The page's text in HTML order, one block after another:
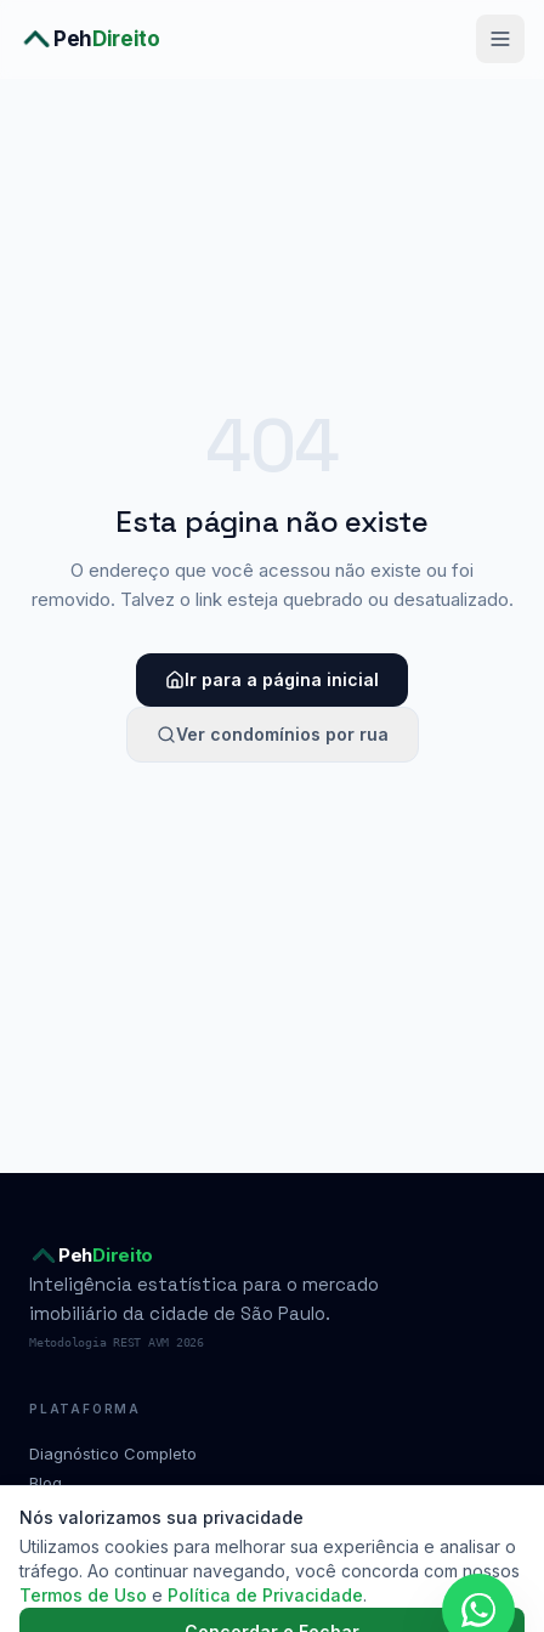
PehDireito
Esta página não existe
O endereço que você acessou não existe ou foi
removido. Talvez o link esteja quebrado ou desatualizado.
Ir para a página inicial
Ver condomínios por rua
PehDireito
Inteligência estatística para o mercado
imobiliário da cidade de São Paulo.
Metodologia REST AVM 2026
PLATAFORMA
Diagnóstico Completo
Blog
Condomínios por bairro
Planos
Metodologia
Soluções
Nós valorizamos sua privacidade
Utilizamos cookies para melhorar sua experiência e analisar o
tráfego. Ao continuar navegando, você concorda com nossos
Termos de Uso e Política de Privacidade.